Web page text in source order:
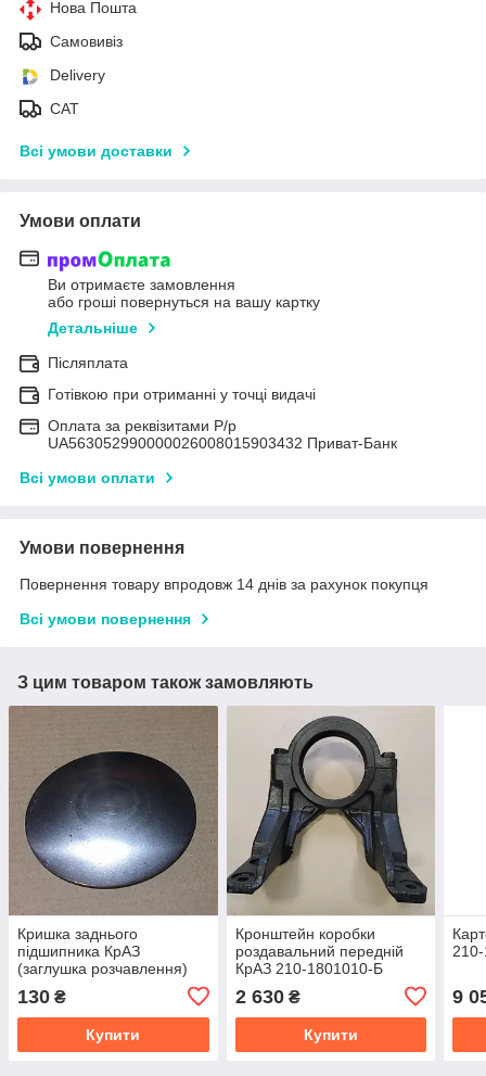
Нова Пошта
Самовивіз
Delivery
САТ
Всі умови доставки
Умови оплати
Ви отримаєте замовлення
або гроші повернуться на вашу картку
Детальніше
Післяплата
Готівкою при отриманні у точці видачі
Оплата за реквізитами Р/р
UA563052990000026008015903432 Приват-Банк
Всі умови оплати
Умови повернення
Повернення товару впродовж 14 днів за рахунок покупця
Всі умови повернення
З цим товаром також замовляють
Кришка заднього
підшипника КрАЗ
(заглушка розчавлення)
130 ₴
Купити
Кронштейн коробки
роздавальний передній
КрАЗ 210-1801010-Б
2 630₴
Купити
9